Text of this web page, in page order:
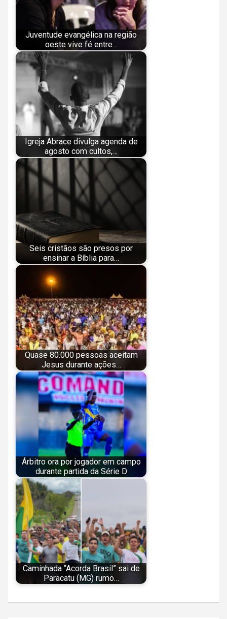
Juventude evangélica na região
oeste vive fé entre…
Igreja Abrace divulga agenda de
agosto com cultos,…
Seis cristãos são presos por
ensinar a Bíblia para…
Quase 80.000 pessoas aceitam
Jesus durante ações…
Árbitro ora por jogador em campo
durante partida da Série D
Caminhada “Acorda Brasil” sai de
Paracatu (MG) rumo…